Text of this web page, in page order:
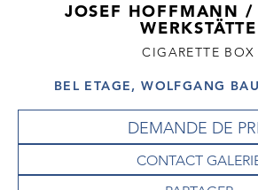
JOSEF HOFFMANN /
WERKSTÄTTE
CIGARETTE BOX
BEL ETAGE, WOLFGANG
DEMANDE DE
CONTACT